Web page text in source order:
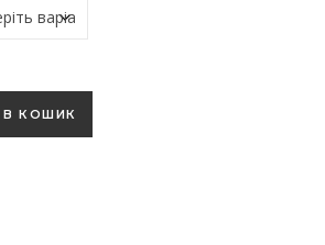
- Between 1&2 (11й міні альбом)
КОШИК